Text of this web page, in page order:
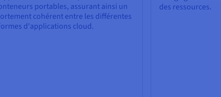
portables, assurant ainsi un
cohérent entre les différentes
d'applications cloud.
des ressources.